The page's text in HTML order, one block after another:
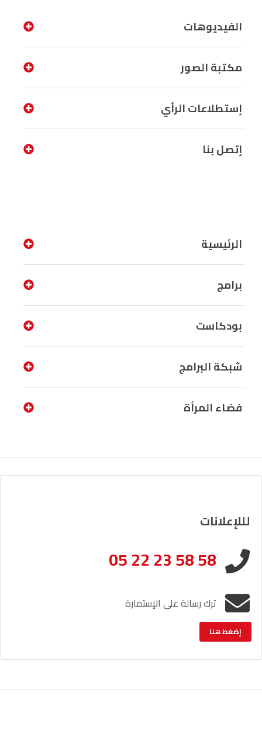
الفيديوهات
مكتبة الصور
إستطلاعات الرأي
إتصل بنا
الرئيسية
برامج
بودكاست
شبكة البرامج
فضاء المرأة
لللإعلانات
05 22 23 58 58
ترك رسالة على الإستمارة
إضغط هنا